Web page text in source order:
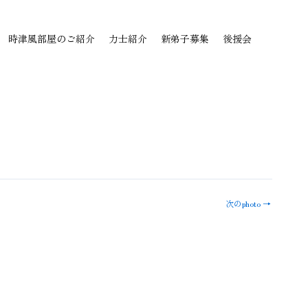
時津風部屋のご紹介 力士紹介 新弟子募集 後援会
次のphoto→